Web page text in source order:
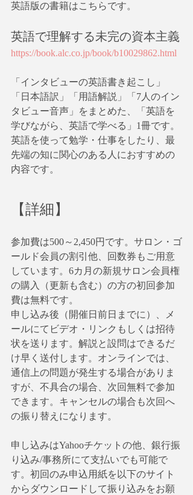
英語版の書籍はこちらです。
英語で理解する未完の資本主義
https://book.alc.co.jp/book/b10029862.html
「インタビューの英語書き起こし」
「日本語訳」「用語解説」「7人のイン
タビュー音声」をまとめた、「英語を
学びながら、英語で学べる」1冊です。
英語を使って勉学・仕事をしたり、最
先端の知に関心のある人におすすめの
内容です。
【詳細】
参加費は500～2,450円です。サロン・ゴ
ールド会員の割引他、回数券もご用意
しています。6カ月の新規サロン会員権
の購入（更新も含む）の方の初回参加
費は無料です。
申し込み後（開催日前日までに）、メ
ールにてビデオ・リンクもしくは招待
状を送ります。解説と設問はできるだ
け早く送付します。オンラインでは、
通信上の問題が発生する場合がありま
すが、不具合の場合、次回無料で参加
できます。キャンセルの場合も次回へ
の振り替えになります。
申し込みはYahooチケットの他、銀行振
り込み/事務所にて支払いでも可能で
す。初回のみ申込用紙を以下のサイト
からダウンロードして振り込みをお願